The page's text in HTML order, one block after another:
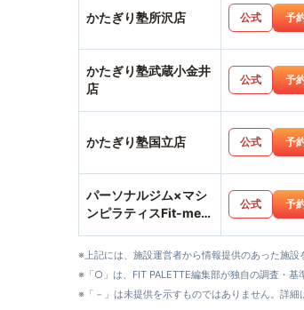
かたぎり塾所沢店 公式 予
かたぎり塾武蔵小金井
店
公式 予
かたぎり塾国立店 公式 予
パーソナルジム×マシ
ンピラティスFit-me武
公式 予
※上記には、施設運営者から情報提供のあった施設
※「○」は、FIT PALETTE編集部が独自の調査・基
※「－」は未提供を示すものではありません。詳細